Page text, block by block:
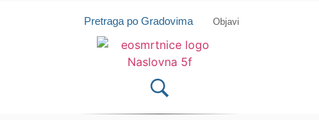
Isprobajte našu Android i IOS aplikaciju
Pretraga po Gradovima Objavi